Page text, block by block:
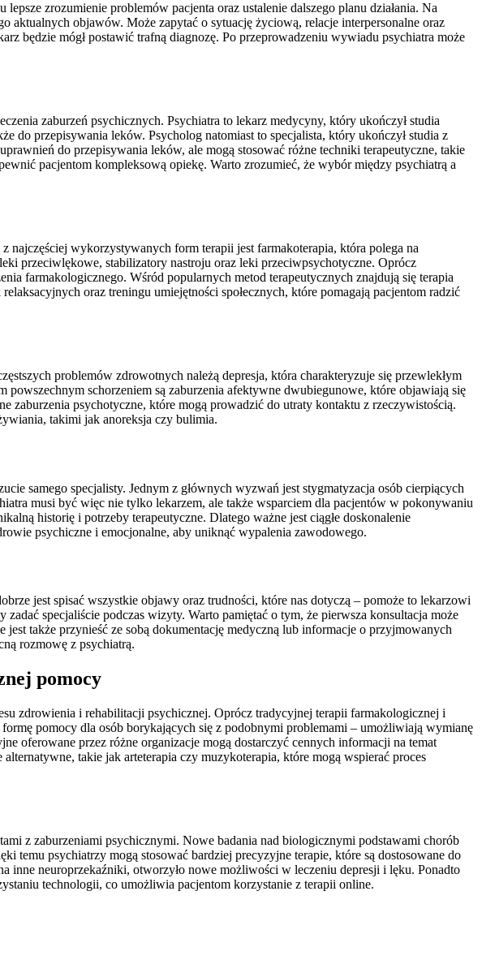
zrozumienie problemów pacjenta oraz ustalenie dalszego planu działania. Na
objawów. Może zapytać o sytuację życiową, relacje interpersonalne oraz
będzie mógł postawić trafną diagnozę. Po przeprowadzeniu wywiadu psychiatra może
zaburzeń psychicznych. Psychiatra to lekarz medycyny, który ukończył studia
do przepisywania leków. Psycholog natomiast to specjalista, który ukończył studia z
do przepisywania leków, ale mogą stosować różne techniki terapeutyczne, takie
pacjentom kompleksową opiekę. Warto zrozumieć, że wybór między psychiatrą a
najczęściej wykorzystywanych form terapii jest farmakoterapia, która polega na
przeciwlękowe, stabilizatory nastroju oraz leki przeciwpsychotyczne. Oprócz
farmakologicznego. Wśród popularnych metod terapeutycznych znajdują się terapia
oraz treningu umiejętności społecznych, które pomagają pacjentom radzić
problemów zdrowotnych należą depresja, która charakteryzuje się przewlekłym
schorzeniem są zaburzenia afektywne dwubiegunowe, które objawiają się
zaburzenia psychotyczne, które mogą prowadzić do utraty kontaktu z rzeczywistością.
takimi jak anoreksja czy bulimia.
samego specjalisty. Jednym z głównych wyzwań jest stygmatyzacja osób cierpiących
musi być więc nie tylko lekarzem, ale także wsparciem dla pacjentów w pokonywaniu
historię i potrzeby terapeutyczne. Dlatego ważne jest ciągłe doskonalenie
psychiczne i emocjonalne, aby uniknąć wypalenia zawodowego.
jest spisać wszystkie objawy oraz trudności, które nas dotyczą – pomoże to lekarzowi
specjaliście podczas wizyty. Warto pamiętać o tym, że pierwsza konsultacja może
także przynieść ze sobą dokumentację medyczną lub informacje o przyjmowanych
rozmowę z psychiatrą.
pomocy
zdrowienia i rehabilitacji psychicznej. Oprócz tradycyjnej terapii farmakologicznej i
pomocy dla osób borykających się z podobnymi problemami – umożliwiają wymianę
oferowane przez różne organizacje mogą dostarczyć cennych informacji na temat
takie jak arteterapia czy muzykoterapia, które mogą wspierać proces
z zaburzeniami psychicznymi. Nowe badania nad biologicznymi podstawami chorób
temu psychiatrzy mogą stosować bardziej precyzyjne terapie, które są dostosowane do
inne neuroprzekaźniki, otworzyło nowe możliwości w leczeniu depresji i lęku. Ponadto
technologii, co umożliwia pacjentom korzystanie z terapii online.